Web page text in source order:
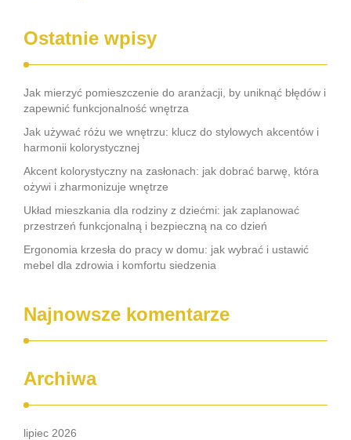
Ostatnie wpisy
Jak mierzyć pomieszczenie do aranżacji, by uniknąć błędów i
zapewnić funkcjonalność wnętrza
Jak używać różu we wnętrzu: klucz do stylowych akcentów i
harmonii kolorystycznej
Akcent kolorystyczny na zasłonach: jak dobrać barwę, która
ożywi i zharmonizuje wnętrze
Układ mieszkania dla rodziny z dziećmi: jak zaplanować
przestrzeń funkcjonalną i bezpieczną na co dzień
Ergonomia krzesła do pracy w domu: jak wybrać i ustawić
mebel dla zdrowia i komfortu siedzenia
Najnowsze komentarze
Archiwa
lipiec 2026